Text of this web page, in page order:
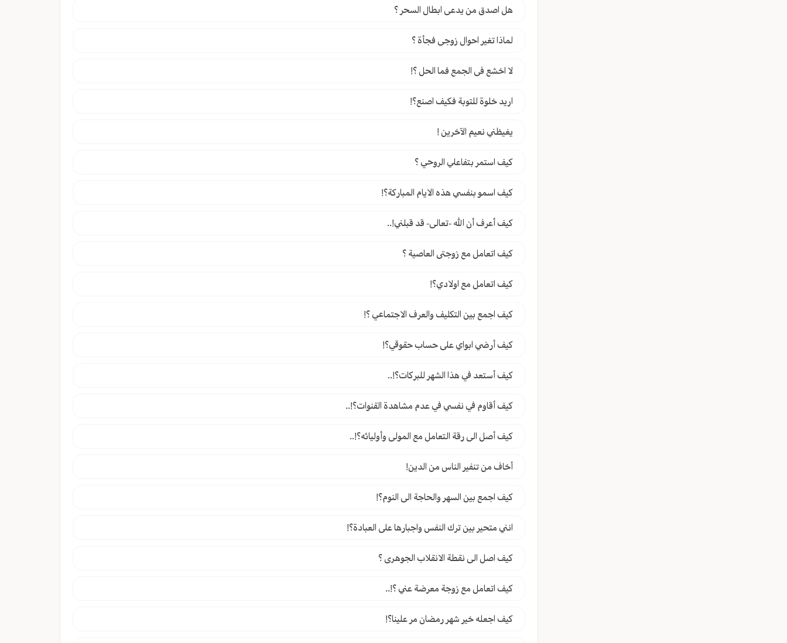
هل اصدق من يدعى ابطال السحر ؟
لماذا تغير احوال زوجى فجأة ؟
لا اخشع فى الجمع فما الحل ؟!
اريد خلوة للتوبة فكيف اصنع؟!
يغيظني نعيم الآخرين !
كيف استمر بتفاعلي الروحي ؟
كيف اسمو بنفسي هذه الايام المباركة؟!
كيف أعرف أن الله -تعالى- قد قبلني!..
كيف اتعامل مع زوجتى العاصية ؟
كيف اتعامل مع اولادي؟!
كيف اجمع بين التكليف والعرف الاجتماعي ؟!
كيف أرضي ابواي على حساب حقوقي؟!
كيف أستعد في هذا الشهر للبركات؟!..
كيف أقاوم في نفسي في عدم مشاهدة القنوات؟!..
كيف أصل الى رقة التعامل مع المولى وأوليائه؟!..
أخاف من تنفير الناس من الدين!
كيف اجمع بين السهر والحاجة الى النوم؟!
انني متحير بين ترك النفس واجبارها على العبادة؟!
كيف اصل الى نقطة الانقلاب الجوهرى ؟
كيف اتعامل مع زوجة معرضة عني ؟!..
كيف اجعله خير شهر رمضان مر علينا؟!